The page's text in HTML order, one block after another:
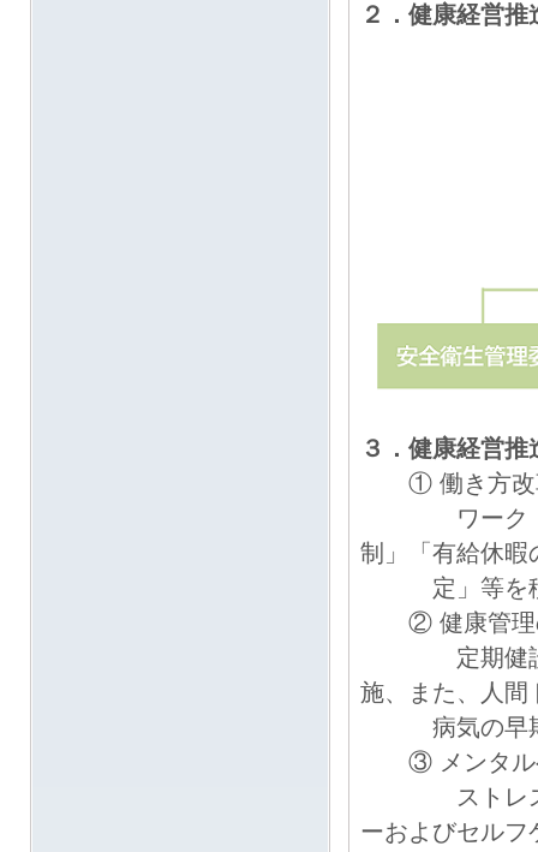
２．健康経営推
３．健康経営
① 働き方改
ワーク・ラ
制」「有給休暇
定」等を積
② 健康管理
定期健診
施、また、人間
病気の早期
③ メンタル
ストレスチ
ーおよびセルフ